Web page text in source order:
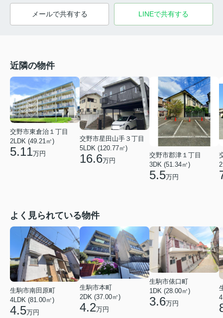
メールで共有する LINEで共有する
近隣の物件
交野市東倉治１丁目
2LDK (49.21㎡)
5.11万円
交野市星田山手３丁目
5LDK (120.77㎡)
16.6万円
交野市郡津１丁目
3DK (51.34㎡)
5.5万円
よく見られている物件
生駒市南田原町
4LDK (81.00㎡)
4.5万円
生駒市本町
2DK (37.00㎡)
4.2万円
生駒市俵口町
1DK (28.00㎡)
3.6万円